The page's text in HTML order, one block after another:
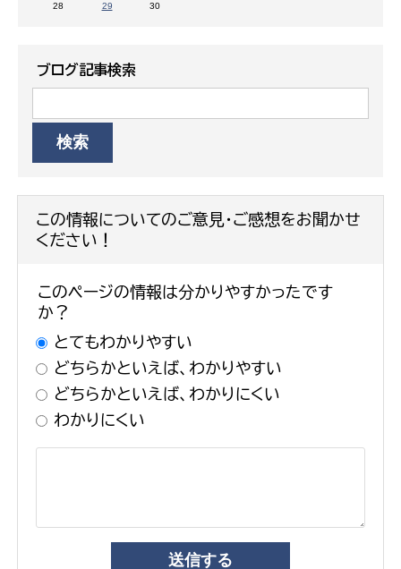
28 29 30
ブログ記事検索
この情報についてのご意見・ご感想をお聞かせ
ください！
このページの情報は分かりやすかったです
か？
とてもわかりやすい
どちらかといえば、わかりやすい
どちらかといえば、わかりにくい
わかりにくい